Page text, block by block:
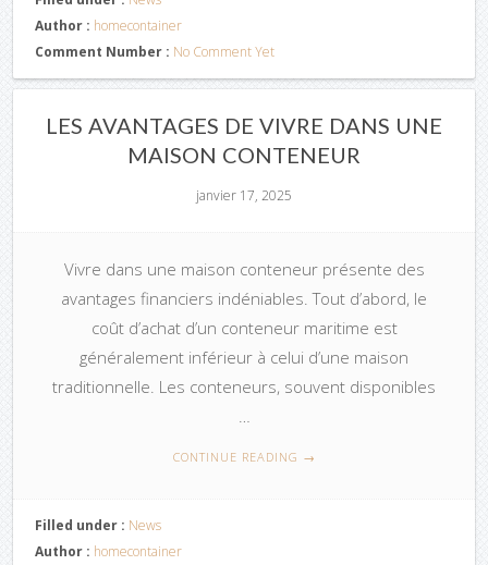
Author : homecontainer
Comment Number : No Comment Yet
LES AVANTAGES DE VIVRE DANS UNE
MAISON CONTENEUR
janvier 17, 2025
Vivre dans une maison conteneur présente des
avantages financiers indéniables. Tout d’abord, le
coût d’achat d’un conteneur maritime est
généralement inférieur à celui d’une maison
traditionnelle. Les conteneurs, souvent disponibles
…
CONTINUE READING →
Filled under : News
Author : homecontainer